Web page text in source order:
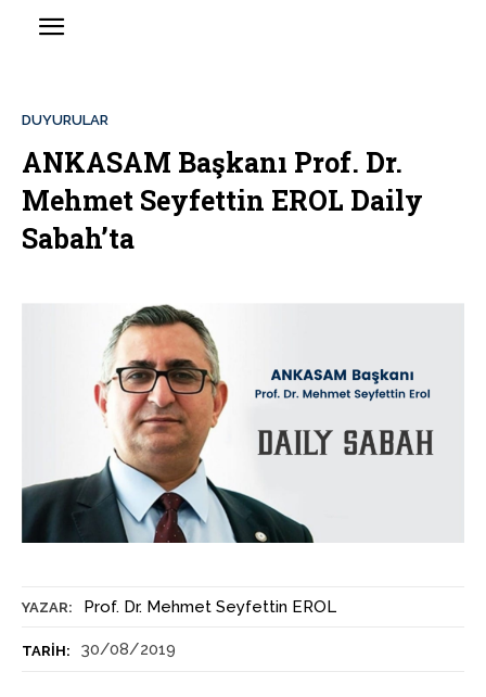
YAZAR: Prof. Dr. Mehmet Seyfettin EROL
TARIH: 30/08/2019
DUYURULAR
ANKASAM Başkanı Prof. Dr.
Mehmet Seyfettin EROL Daily
Sabah’ta